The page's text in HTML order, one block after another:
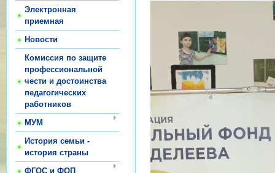
Электронная
приемная
Новости
Комиссия по защите
профессиональной
чести и достоинства
педагогических
работников
МУМ
История семьи -
история страны
ФГОС и ФОП